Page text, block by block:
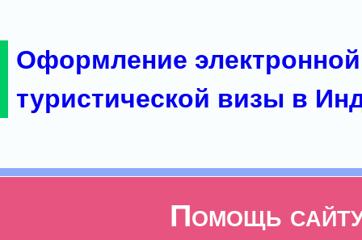
Оформление электронной
туристической визы в
Помощь